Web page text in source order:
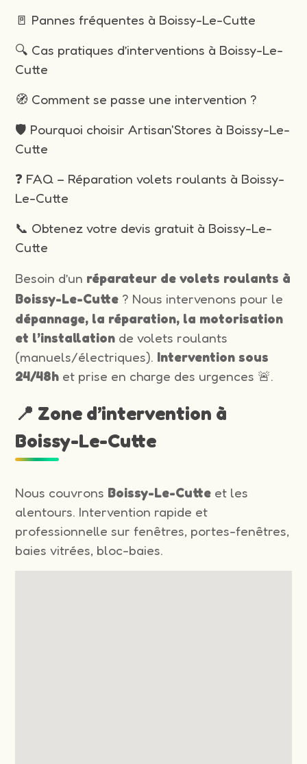
🚪 Pannes fréquentes à Boissy-Le-Cutte
🔍 Cas pratiques d’interventions à Boissy-Le-
Cutte
🧭 Comment se passe une intervention ?
🛡️ Pourquoi choisir Artisan'Stores à Boissy-Le-
Cutte
❓ FAQ – Réparation volets roulants à Boissy-
Le-Cutte
📞 Obtenez votre devis gratuit à Boissy-Le-
Cutte
Besoin d’un réparateur de volets roulants à
Boissy-Le-Cutte ? Nous intervenons pour le
dépannage, la réparation, la motorisation
et l’installation de volets roulants
(manuels/électriques). Intervention sous
24/48h et prise en charge des urgences 🚨.
📍 Zone d’intervention à
Boissy-Le-Cutte
Nous couvrons Boissy-Le-Cutte et les
alentours. Intervention rapide et
professionnelle sur fenêtres, portes-fenêtres,
baies vitrées, bloc-baies.